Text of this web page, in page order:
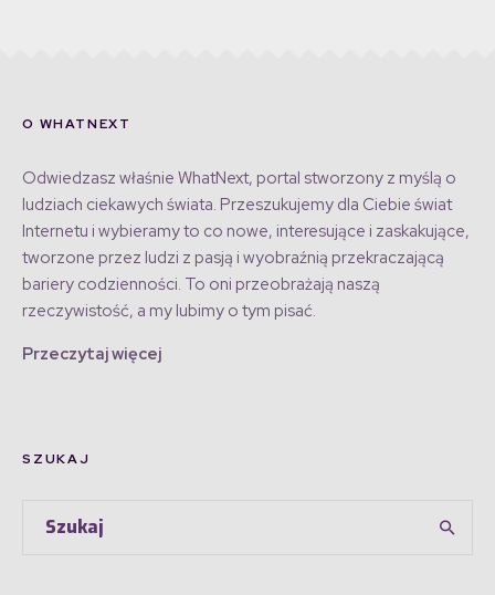
O WHATNEXT
Odwiedzasz właśnie WhatNext, portal stworzony z myślą o
ludziach ciekawych świata. Przeszukujemy dla Ciebie świat
Internetu i wybieramy to co nowe, interesujące i zaskakujące,
tworzone przez ludzi z pasją i wyobraźnią przekraczającą
bariery codzienności. To oni przeobrażają naszą
rzeczywistość, a my lubimy o tym pisać.
Przeczytaj więcej
SZUKAJ